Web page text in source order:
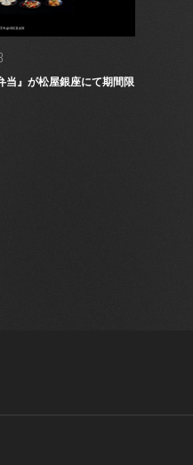
当』が松屋銀座にて期間限